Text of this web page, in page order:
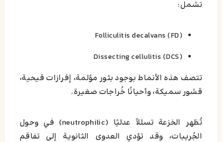
تشمل:
Folliculitis decalvans (FD)
Dissecting cellulitis (DCS)
تتصف هذه الأنماط بوجود بثور مؤلمة، إفرازات قيحية،
قشور سميكة، وأحيانًا خُراجات صغيرة.
تُظهر الخزعة تسللاً عدليًا (neutrophilic) في وحول
الجُريبات، وقد تؤدي العدوى الثانوية إلى تفاقم